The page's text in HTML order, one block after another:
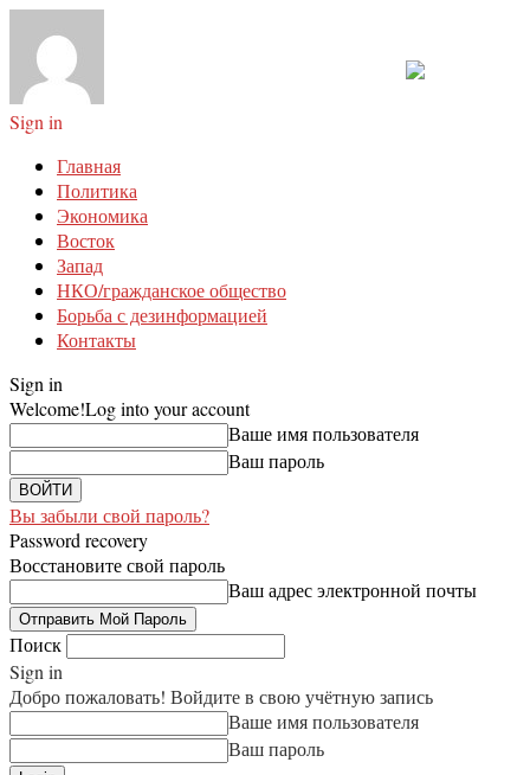
Sign in
Главная
Политика
Экономика
Восток
Запад
НКО/гражданское общество
Борьба с дезинформацией
Контакты
Sign in
Welcome!Log into your account
Ваше имя пользователя
Ваш пароль
Вы забыли свой пароль?
Password recovery
Восстановите свой пароль
Ваш адрес электронной почты
Поиск
Sign in
Добро пожаловать! Войдите в свою учётную запись
Ваше имя пользователя
Ваш пароль